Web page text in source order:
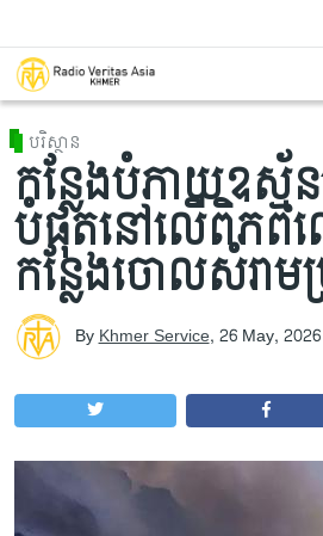
បរិស្ថាន
កន្លែងបំភាយឧស្ម័
បំផុតនៅលើពិភព
កន្លែងចោលសំរ
ByKhmer Service, 26 May, 2026